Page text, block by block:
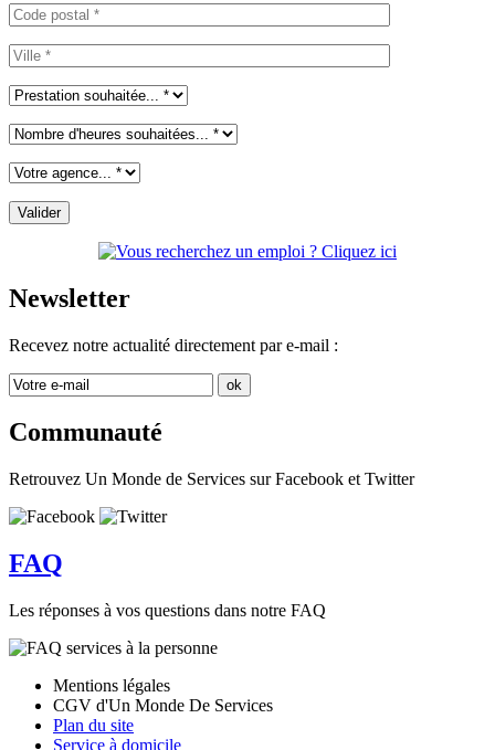
Newsletter
Recevez notre actualité directement par e-mail :
Communauté
Retrouvez Un Monde de Services sur Facebook et Twitter
FAQ
Les réponses à vos questions dans notre FAQ
Mentions légales
CGV d'Un Monde De Services
Plan du site
Service à domicile